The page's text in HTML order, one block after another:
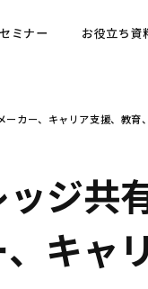
Navigator
例
セミナー お役立ち資
・お
ーカー、キャリア支援、教
ジ共
キャ